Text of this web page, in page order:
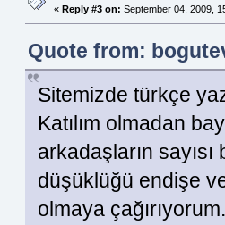
« Reply #3 on: September 04, 2009,
Quote from:
Sitemizde türkçe
Katılım olmadan
arkadaşların
düşüklüğü endişe
olmaya